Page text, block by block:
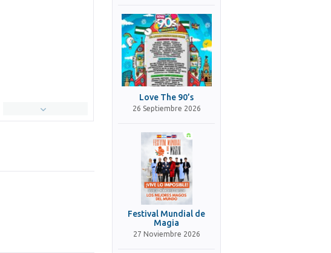
Love The 90’s
26 Septiembre 2026
Festival Mundial de
Magia
27 Noviembre 2026